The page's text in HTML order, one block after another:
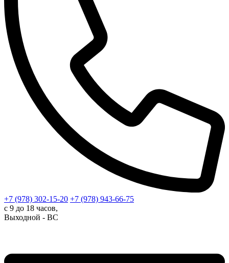
+7 (978) 302-15-20 +7 (978) 943-66-75
с 9 до 18 часов,
Выходной - ВС